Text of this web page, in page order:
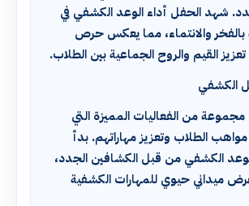
شهد الحفل أداء الوعد الكشفي في
والانتماء، مما يعكس حرص
القيم والروح الجماعية بين الطلاب.
الكشفي
من الفعاليات المميزة التي
الطلاب وتعزيز مهاراتهم. بدأ
الكشفي من قبل الكشافين الجدد،
ميداني حيوي للمهارات الكشفية